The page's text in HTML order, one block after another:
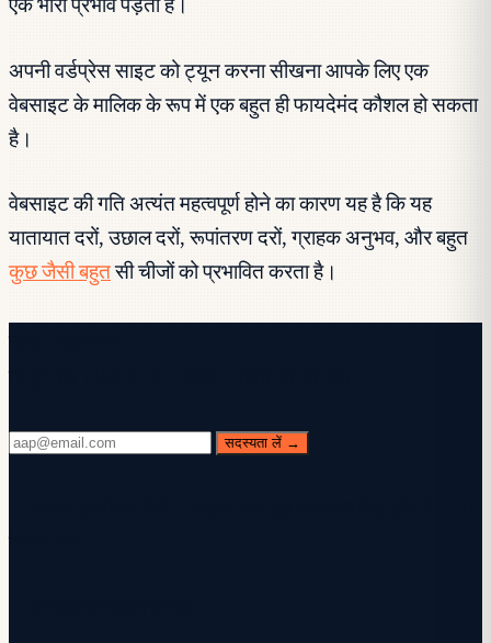
एक भारी प्रभाव पड़ता है।
अपनी वर्डप्रेस साइट को ट्यून करना सीखना आपके लिए एक
वेबसाइट के मालिक के रूप में एक बहुत ही फायदेमंद कौशल हो सकता
है।
वेबसाइट की गति अत्यंत महत्वपूर्ण होने का कारण यह है कि यह
यातायात दरों, उछाल दरों, रूपांतरण दरों, ग्राहक अनुभव, और बहुत
कुछ जैसी बहुतसी चीजों को प्रभावित करता है।
सदस्यता लें →